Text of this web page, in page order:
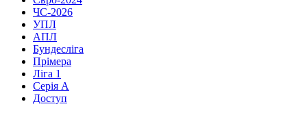
ЧС-2026
УПЛ
АПЛ
Бундесліга
Прімера
Ліга 1
Серія А
Доступ